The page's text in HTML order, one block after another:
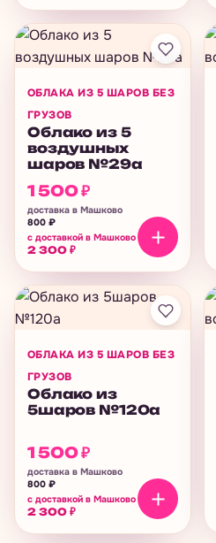
ОБЛАКА ИЗ 5 ШАРОВ БЕЗ
ГРУЗОВ
Облако из 5
воздушных
шаров №29а
1 500₽
доставка в Машково
800 ₽
с доставкой в Машково
2 300 ₽
ОБЛАКА ИЗ 5 ШАРОВ БЕЗ
ГРУЗОВ
Облако из
5шаров №120а
1 500₽
доставка в Машково
800 ₽
с доставкой в Машково
2 300 ₽